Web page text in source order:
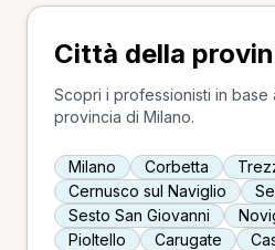
Città della
Scopri i professionisti in base
provincia di Milano.
Milano Corbetta
Cernusco sul Naviglio
Sesto San Giovanni
Pioltello
Carugate